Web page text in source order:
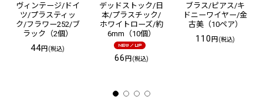
ヴィンテージ/ドイ
ツ/プラスティッ
ク/フラワー252/ブ
ラック（2個）
44円(税込)
デッドストック/日
本/プラスチック/
ホワイトローズ/約
6mm（10個）
66円(税込)
ブラス/ピアス/キ
ドニーワイヤー/金
古美（10ペア）
110円(税込)